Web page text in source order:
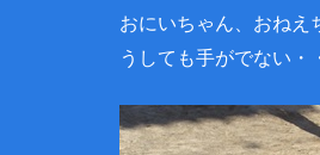
おにいちゃん、おね
うしても手がでない・